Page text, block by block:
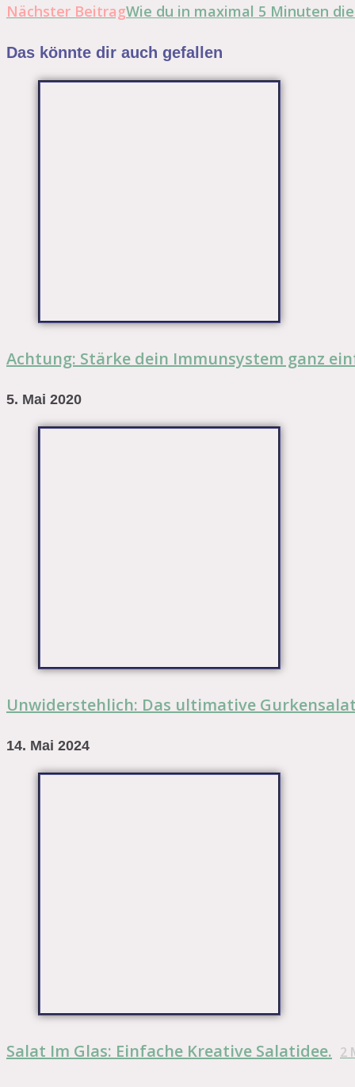
Artikel
Nächster BeitragWie du in maximal 5 Minuten
Das könnte dir auch gefallen
Achtung: Stärke dein Immunsystem ganz
5. Mai 2020
Unwiderstehlich: Das ultimative
14. Mai 2024
Salat Im Glas: Einfache Kreative Salatidee. 2